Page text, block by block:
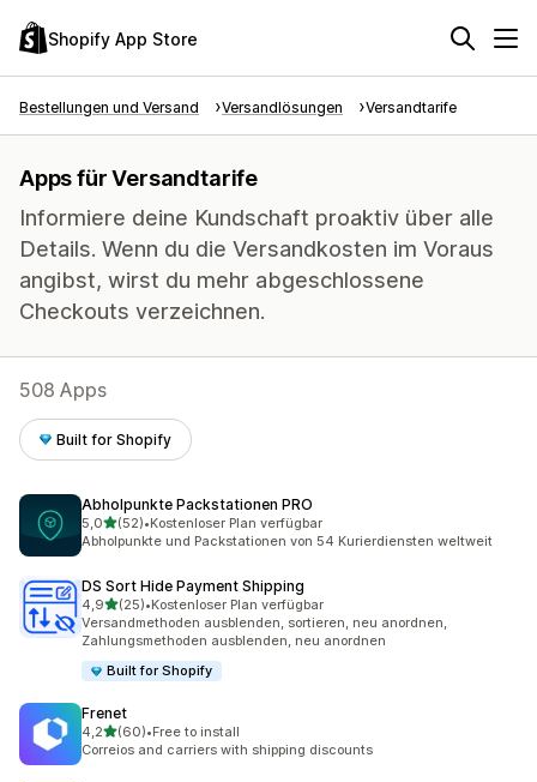
Shopify App Store
Bestellungen und Versand Versandlösungen Versandtarife
Apps für Versandtarife
Informiere deine Kundschaft proaktiv über alle
Details. Wenn du die Versandkosten im Voraus
angibst, wirst du mehr abgeschlossene
Checkouts verzeichnen.
508 Apps
Built for Shopify
Abholpunkte Packstationen PRO
5,0von 5 Sternen
(52)
52 Rezensionen insgesamt
•Kostenloser Plan verfügbar
Abholpunkte und Packstationen von 54 Kurierdiensten weltweit
DS Sort Hide Payment Shipping
4,9von 5 Sternen
(25)
25 Rezensionen insgesamt
•Kostenloser Plan verfügbar
Versandmethoden ausblenden, sortieren, neu anordnen,
Zahlungsmethoden ausblenden, neu anordnen
Built for Shopify
Frenet
4,2von 5 Sternen
(60)
60 Rezensionen insgesamt
•Free to install
Correios and carriers with shipping discounts